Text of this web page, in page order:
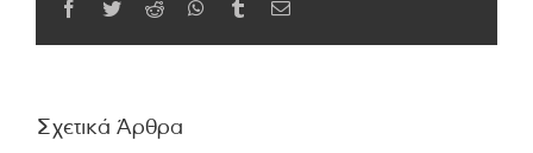
Facebook
TwitterReddit WhatsApp
TumblrEmail
Σχετικά Άρθρα